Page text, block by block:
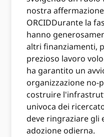
nostra
ORCIDDurante la
hanno
altri finanziamenti,
prezioso lavoro
ha garantito un
organizzazione no-
costruire
univoca dei
deve ringraziare gli
adozione odierna.